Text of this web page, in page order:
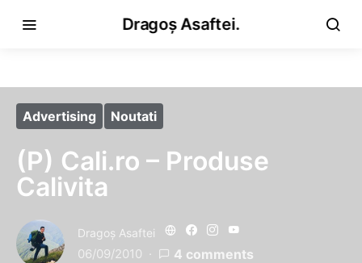
Dragoș Asaftei.
Advertising Noutati
(P) Cali.ro – Produse
Calivita
Dragoş Asaftei
06/09/2010 4 comments